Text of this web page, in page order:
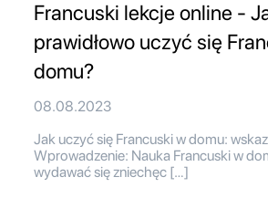
Francuski lekcje online -
prawidłowo uczyć się
domu?
08.08.2023
Jak uczyć się Francuski w domu:
Wprowadzenie: Nauka Francuski w
wydawać się zniechęc […]